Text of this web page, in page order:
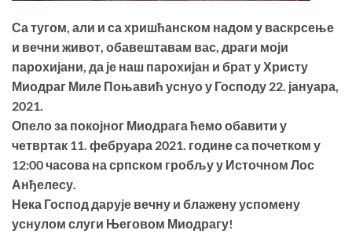
Са тугом, али и са хришћанском надом у васкрсење
и вечни живот, обавештавам вас, драги моји
парохијани, да је наш парохијан и брат у Христу
Миодраг Миле Поњавић уснуо у Господу 22. јануара,
2021.
Опело за покојног Миодрага ћемо обавити у
четвртак 11. фебруара 2021. године са почетком у
12:00 часова на српском гробљу у Источном Лос
Анђелесу.
Нека Господ дарује вечну и блажену успомену
уснулом слуги Његовом Миодрагу!